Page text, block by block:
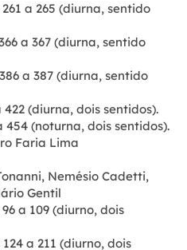
a 265 (diurna, sentido
a 367 (diurna, sentido
a 387 (diurna, sentido
(diurna, dois sentidos).
454 (noturna, dois sentidos).
Faria Lima
Nemésio Cadetti,
Gentil
a 109 (diurno, dois
a 211 (diurno, dois